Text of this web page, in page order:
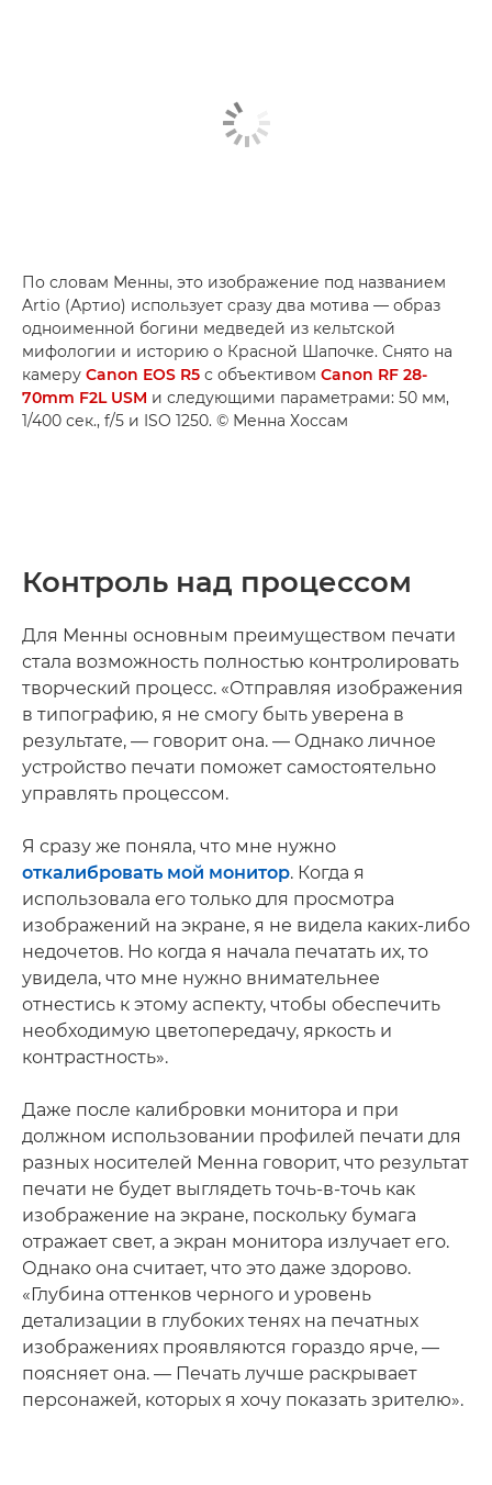
По словам Менны, это изображение под названием
Artio (Артио) использует сразу два мотива — образ
одноименной богини медведей из кельтской
мифологии и историю о Красной Шапочке. Снято на
камеру Canon EOS R5 с объективом Canon RF 28-
70mm F2L USM и следующими параметрами: 50 мм,
1/400 сек., f/5 и ISO 1250. © Менна Хоссам
Контроль над процессом
Для Менны основным преимуществом печати
стала возможность полностью контролировать
творческий процесс. «Отправляя изображения
в типографию, я не смогу быть уверена в
результате, — говорит она. — Однако личное
устройство печати поможет самостоятельно
управлять процессом.
Я сразу же поняла, что мне нужно
откалибровать мой монитор. Когда я
использовала его только для просмотра
изображений на экране, я не видела каких-либо
недочетов. Но когда я начала печатать их, то
увидела, что мне нужно внимательнее
отнестись к этому аспекту, чтобы обеспечить
необходимую цветопередачу, яркость и
контрастность».
Даже после калибровки монитора и при
должном использовании профилей печати для
разных носителей Менна говорит, что результат
печати не будет выглядеть точь-в-точь как
изображение на экране, поскольку бумага
отражает свет, а экран монитора излучает его.
Однако она считает, что это даже здорово.
«Глубина оттенков черного и уровень
детализации в глубоких тенях на печатных
изображениях проявляются гораздо ярче, —
поясняет она. — Печать лучше раскрывает
персонажей, которых я хочу показать зрителю».